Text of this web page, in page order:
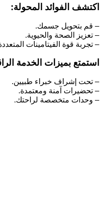
اكتشف الفوائد المحولة:
– قم بتحويل جسمك.
– تعزيز الصحة والحيوية.
– تجربة قوة الفيتامينات
استمتع بميزات الخدمة
– تحت إشراف خبراء طبيين.
– تحضيرات آمنة ومعتمدة.
– وحدات متخصصة لراحتك.